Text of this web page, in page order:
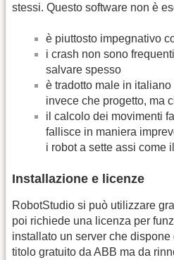
stessi. Questo software non è
è piuttosto impegnativo
i crash non sono
salvare spesso
è tradotto male in italiano
invece che progetto, ma
il calcolo dei movimenti
fallisce in maniera
i robot a sette assi come
Installazione e licenze
RobotStudio si può utilizzare
poi richiede una licenza per
installato un server che
titolo gratuito da ABB ma da